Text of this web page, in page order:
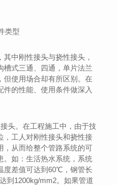
类型
中刚性接头与挠性接头，
槽式三通、四通，单片法兰
但使用场合却有所区别。在
的性能、使用条件做深入
接头。在工程施工中，由于技
，工人对刚性接头和挠性接
，从而给整个管路系统的可
。如：生活热水系统，系统
度差值可达到60℃，钢管长
到1200kg/mm2。如果管道